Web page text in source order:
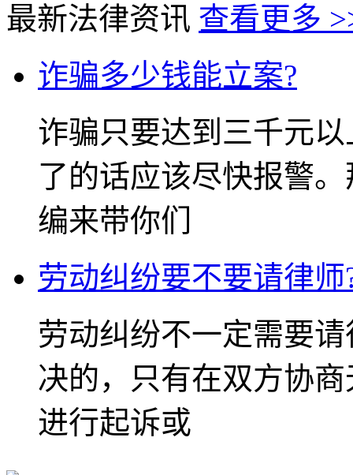
最新法律资讯 查看更多
诈骗多少钱能立案?
诈骗只要达到三千元
了的话应该尽快报警
编来带你们
劳动纠纷要不要请律师
劳动纠纷不一定需要
决的，只有在双方协
进行起诉或